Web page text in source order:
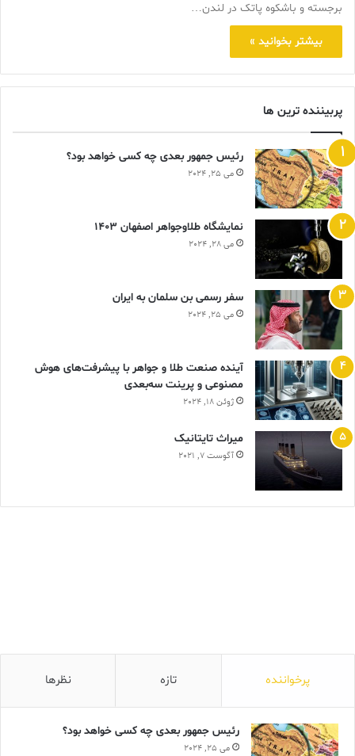
برجسته و باشکوه پاتک در لندن…
بیشتر بخوانید »
پربیننده ترین ها
رئیس جمهور بعدی چه کسی خواهد بود؟
می 25, 2024
نمایشگاه طلاوجواهر اصفهان 1403
می 28, 2024
سفر رسمی بن سلمان به ایران
می 25, 2024
آینده صنعت طلا و جواهر با پیشرفت‌های هوش
مصنوعی و پرینت سه‌بعدی
ژوئن 18, 2024
ميراث تايتانيک
آگوست 7, 2021
پرخواننده تازه نظرها
رئیس جمهور بعدی چه کسی خواهد بود؟
می 25, 2024